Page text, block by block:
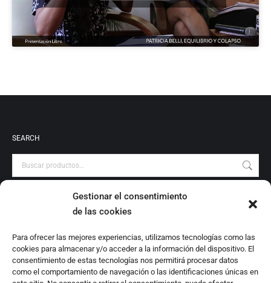
Gestionar el consentimiento
de las cookies
Para ofrecer las mejores experiencias, utilizamos tecnologías como las
cookies para almacenar y/o acceder a la información del dispositivo. El
consentimiento de estas tecnologías nos permitirá procesar datos
como el comportamiento de navegación o las identificaciones únicas en
SEARCH
PRODUCT CATEGORIES
Catálogo
Escrituras Locales
Estudio